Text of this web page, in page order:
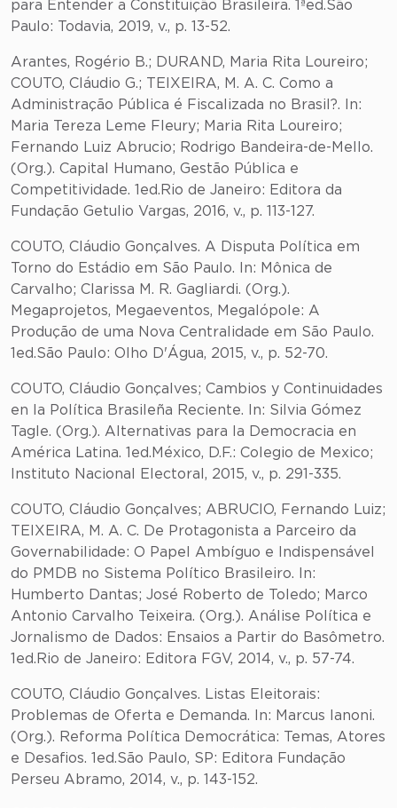
para Entender a Constituição Brasileira. 1ªed.São
Paulo: Todavia, 2019, v., p. 13-52.
Arantes, Rogério B.; DURAND, Maria Rita Loureiro;
COUTO, Cláudio G.; TEIXEIRA, M. A. C. Como a
Administração Pública é Fiscalizada no Brasil?. In:
Maria Tereza Leme Fleury; Maria Rita Loureiro;
Fernando Luiz Abrucio; Rodrigo Bandeira-de-Mello.
(Org.). Capital Humano, Gestão Pública e
Competitividade. 1ed.Rio de Janeiro: Editora da
Fundação Getulio Vargas, 2016, v., p. 113-127.
COUTO, Cláudio Gonçalves. A Disputa Política em
Torno do Estádio em São Paulo. In: Mônica de
Carvalho; Clarissa M. R. Gagliardi. (Org.).
Megaprojetos, Megaeventos, Megalópole: A
Produção de uma Nova Centralidade em São Paulo.
1ed.São Paulo: Olho D'Água, 2015, v., p. 52-70.
COUTO, Cláudio Gonçalves; Cambios y Continuidades
en la Política Brasileña Reciente. In: Silvia Gómez
Tagle. (Org.). Alternativas para la Democracia en
América Latina. 1ed.México, D.F.: Colegio de Mexico;
Instituto Nacional Electoral, 2015, v., p. 291-335.
COUTO, Cláudio Gonçalves; ABRUCIO, Fernando Luiz;
TEIXEIRA, M. A. C. De Protagonista a Parceiro da
Governabilidade: O Papel Ambíguo e Indispensável
do PMDB no Sistema Político Brasileiro. In:
Humberto Dantas; José Roberto de Toledo; Marco
Antonio Carvalho Teixeira. (Org.). Análise Política e
Jornalismo de Dados: Ensaios a Partir do Basômetro.
1ed.Rio de Janeiro: Editora FGV, 2014, v., p. 57-74.
COUTO, Cláudio Gonçalves. Listas Eleitorais:
Problemas de Oferta e Demanda. In: Marcus Ianoni.
(Org.). Reforma Política Democrática: Temas, Atores
e Desafios. 1ed.São Paulo, SP: Editora Fundação
Perseu Abramo, 2014, v., p. 143-152.